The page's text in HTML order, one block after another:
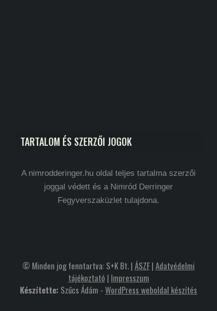
TARTALOM ÉS SZERZŐI JOGOK
A nimrodderinger.hu oldal teljes tartalma szerzői
joggal védett és a Nimród Derringer
Fegyverszaküzlet tulajdona.
© Minden jog fenntartva: S+K Bt. | ÁSZF| Adatvédelmi
tájékoztató | Impresszum
Készítette: Szűcs Ádám - WordPress weboldal készítés